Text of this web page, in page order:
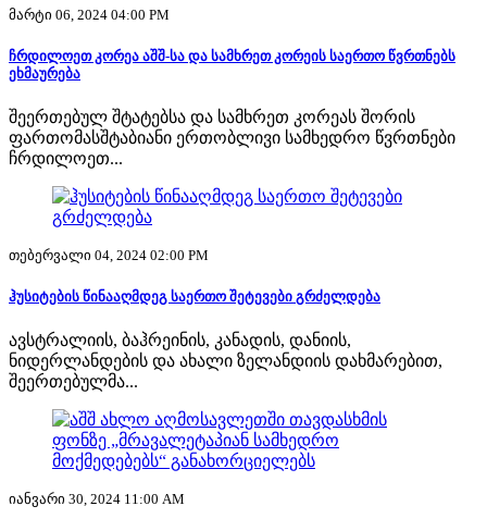
მარტი 06, 2024 04:00 PM
ჩრდილოეთ კორეა აშშ-სა და სამხრეთ კორეის საერთო წვრთნებს
ეხმაურება
შეერთებულ შტატებსა და სამხრეთ კორეას შორის
ფართომასშტაბიანი ერთობლივი სამხედრო წვრთნები
ჩრდილოეთ...
თებერვალი 04, 2024 02:00 PM
ჰუსიტების წინააღმდეგ საერთო შეტევები გრძელდება
ავსტრალიის, ბაჰრეინის, კანადის, დანიის,
ნიდერლანდების და ახალი ზელანდიის დახმარებით,
შეერთებულმა...
იანვარი 30, 2024 11:00 AM